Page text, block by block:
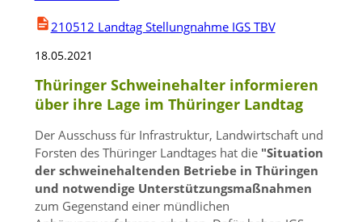
210512 Landtag Stellungnahme IGS TBV
18.05.2021
Thüringer Schweinehalter informieren
über ihre Lage im Thüringer Landtag
Der Ausschuss für Infrastruktur, Landwirtschaft und
Forsten des Thüringer Landtages hat die "Situation
der schweinehaltenden Betriebe in Thüringen
und notwendige Unterstützungsmaßnahmen
zum Gegenstand einer mündlichen